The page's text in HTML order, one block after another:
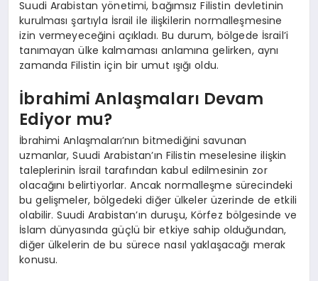
Suudi Arabistan yönetimi, bağımsız Filistin devletinin
kurulması şartıyla İsrail ile ilişkilerin normalleşmesine
izin vermeyeceğini açıkladı. Bu durum, bölgede İsrail’i
tanımayan ülke kalmaması anlamına gelirken, aynı
zamanda Filistin için bir umut ışığı oldu.
İbrahimi Anlaşmaları Devam
Ediyor mu?
İbrahimi Anlaşmaları’nın bitmediğini savunan
uzmanlar, Suudi Arabistan’ın Filistin meselesine ilişkin
taleplerinin İsrail tarafından kabul edilmesinin zor
olacağını belirtiyorlar. Ancak normalleşme sürecindeki
bu gelişmeler, bölgedeki diğer ülkeler üzerinde de etkili
olabilir. Suudi Arabistan’ın duruşu, Körfez bölgesinde ve
İslam dünyasında güçlü bir etkiye sahip olduğundan,
diğer ülkelerin de bu sürece nasıl yaklaşacağı merak
konusu.